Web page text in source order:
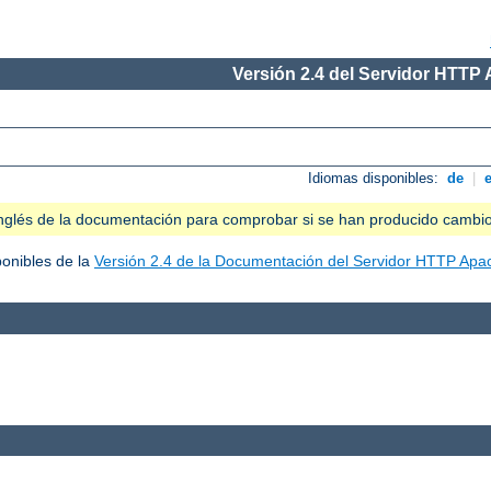
Versión 2.4 del Servidor HTTP
Idiomas disponibles: de
de la documentación para comprobar si se han producido
de la Versión 2.4 de la Documentación del Servidor HTTP